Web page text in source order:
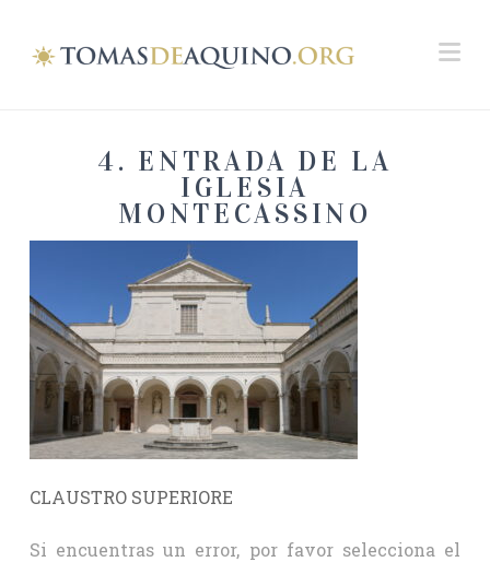
4. ENTRADA DE LA
IGLESIA
MONTECASSINO
CLAUSTRO SUPERIORE
Si encuentras un error, por favor selecciona el